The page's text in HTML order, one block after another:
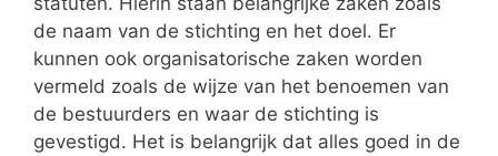
de naam van de stichting en het doel. Er
kunnen ook organisatorische zaken worden
vermeld zoals de wijze van het benoemen van
de bestuurders en waar de stichting is
gevestigd. Het is belangrijk dat alles goed in de